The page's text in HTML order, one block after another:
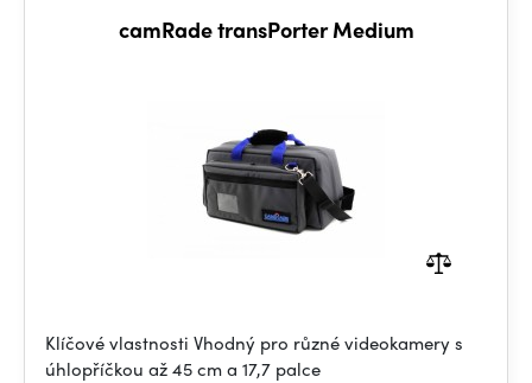
camRade transPorter Medium
Klíčové vlastnosti Vhodný pro různé videokamery s
úhlopříčkou až 45 cm a 17,7 palce